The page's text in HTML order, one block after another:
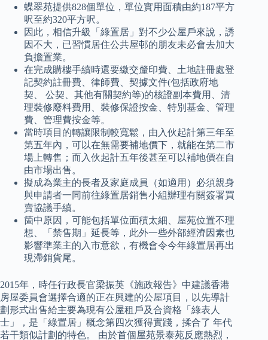
蝶翠苑提供828個單位，單位實用面積由約187平方
呎至約320平方呎。
因此，相信升級「綠置居」對不少公屋戶來說，誘
因不大，已習慣居住公共屋邨的朋友未必會去加大
負擔置業。
在完成購樓手續時還要繳交釐印費、土地註冊處登
記契約註冊費、律師費、契據文件(包括政府地
契、 公契、其他有關契約等)的核證副本費用、清
理裝修廢料費用、裝修保證按金、特別基金、管理
費、管理費按金等。
當時項目的轉讓限制較寬鬆，由入伙起計第三年至
第五年內，可以在無需要補地價下，就能在第二市
場上轉售；而入伙起計五年後甚至可以補地價在自
由市場出售。
擬成為業主的長者及家庭成員（如適用）必須親身
與申請者一同前往綠置居銷售小組辦理有關簽署買
賣協議手續。
箇中原因，可能包括單位面積太細、屋苑位置不理
想、「禁售期」延長等，此外一些外部經濟因素也
影響準業主的入市意欲，有機會令今年綠置居再出
現滯銷貨尾。
2015年，時任行政長官梁振英《施政報告》中建議香港
房屋委員會選擇合適的正在興建的公屋項目，以先導計
劃形式出售給主要為現有公屋租戶及合資格「綠表人
士」，是「綠置居」概念第四次獲得實踐，揉合了 年代
若干類似計劃的特色。 由於首個屋苑景泰苑反應熱烈，